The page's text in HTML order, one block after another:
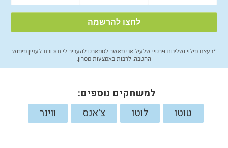
*בעצם מילוי ושליחת פרטיי שלעיל אני מאשר לסמארט להעביר לי תזכורת לעניין מימוש
ההטבה, לרבות באמצעות מסרון.
למשחקים נוספים:
טוטו
לוטו צ'אנס ווינר